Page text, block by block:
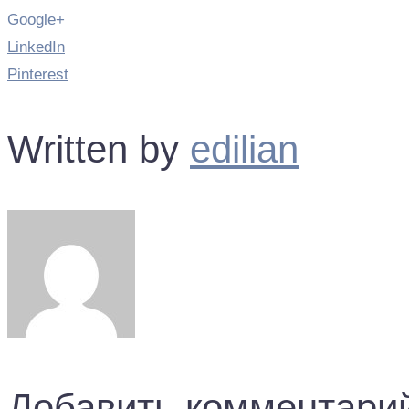
Google+
LinkedIn
Pinterest
Written by edilian